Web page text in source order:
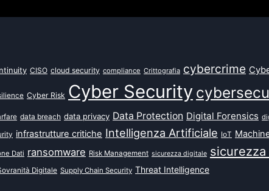
CISO cloud security compliance Crittografia cybercrime
Cyber Risk Cyber Security
data breach data privacy Data Protection Digital Forensics
infrastrutture critiche Intelligenza Artificiale IoT
Dati ransomware Risk Management sicurezza digitale
Digitale Supply Chain Security Threat Intelligence